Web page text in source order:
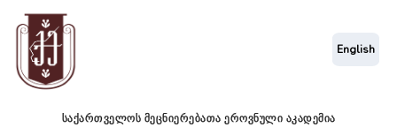
საქართველოს მეცნიერებათა ეროვნული აკადემია
English